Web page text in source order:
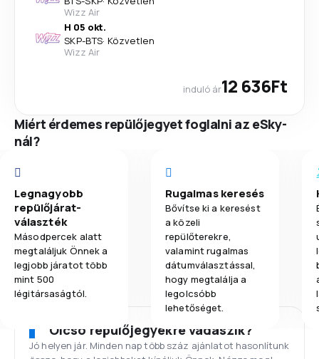
Wizz Air
H 05 okt.
SKP-BTS· Közvetlen
Wizz Air
induló ár12 636Ft
Miért érdemes repülőjegyet foglalni az eSky-
nál?
Legnagyobb
repülőjárat-
választék
Másodpercek alatt
megtaláljuk Önnek a
legjobb járatot több
mint 500
légitársaságtól.
Rugalmas keresés
Bővítse ki a keresést
a közeli
repülőterekre,
valamint rugalmas
dátumválasztással,
hogy megtalálja a
legolcsóbb
lehetőséget.
Olcsó repülőjegyekre vadászik?
Jó helyen jár. Minden nap több száz ajánlatot hasonlítunk